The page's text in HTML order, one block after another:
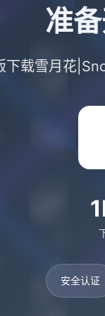
准
下载雪月花
安全认证